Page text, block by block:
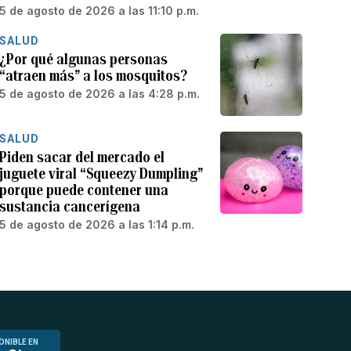
5 de agosto de 2026 a las 11:10 p.m.
SALUD
¿Por qué algunas personas
“atraen más” a los mosquitos?
5 de agosto de 2026 a las 4:28 p.m.
SALUD
Piden sacar del mercado el
juguete viral “Squeezy Dumpling”
porque puede contener una
sustancia cancerígena
5 de agosto de 2026 a las 1:14 p.m.
EN